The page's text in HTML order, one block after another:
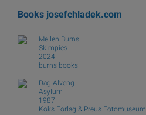
Books josefchladek.com
Mellen Burns
Skimpies
2024
burns books
Dag Alveng
Asylum
1987
Koks Forlag & Preus Fotomuseum